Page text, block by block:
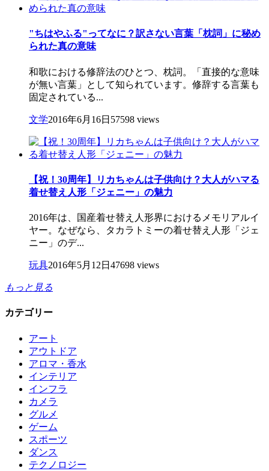
"ちはやふる"ってなに？訳さない言葉「枕詞」に秘め
られた真の意味
和歌における修辞法のひとつ、枕詞。「直接的な意味
が無い言葉」として知られています。修辞する言葉も
固定されている...
文学2016年6月16日 57598 views
【祝！30周年】リカちゃんは子供向け？大人がハマる
着せ替え人形「ジェニー」の魅力
2016年は、国産着せ替え人形界におけるメモリアルイ
ヤー。なぜなら、タカラトミーの着せ替え人形「ジェ
ニー」のデ...
玩具2016年5月12日 47698 views
もっと見る
カテゴリー
アート
アウトドア
アロマ・香水
インテリア
インフラ
カメラ
グルメ
ゲーム
スポーツ
ダンス
テクノロジー